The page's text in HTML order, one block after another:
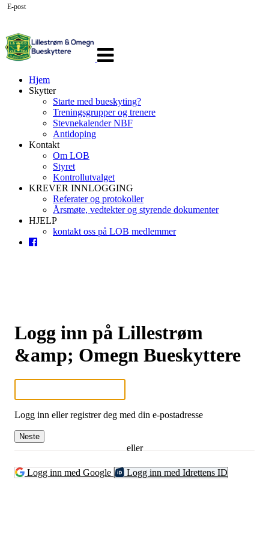
navigasjon
Hjem
Skytter
Starte med bueskyting?
Treningsgrupper og trenere
Stevnekalender NBF
Antidoping
Kontakt
Om LOB
Styret
Kontrollutvalget
KREVER INNLOGGING
Referater og protokoller
Årsmøte, vedtekter og styrende dokumenter
HJELP
kontakt oss på LOB medlemmer
Logg inn på Lillestrøm
&amp; Omegn Bueskyttere
E-post
Logg inn eller registrer deg med din e-postadresse
Neste
eller
Logg inn med Google Logg inn med Idrettens ID